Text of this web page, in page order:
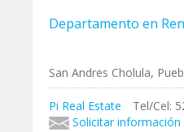
Departamento en
San Andres Cholula,
Pi Real Estate
Tel/Cel:
Solicitar información